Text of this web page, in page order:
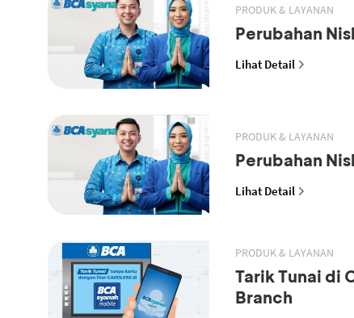
PRODUK & LAYANAN
Perubahan
Lihat Detail
PRODUK & LAYANAN
Perubahan
Lihat Detail
PRODUK & LAYANAN
Tarik Tunai di
Branch